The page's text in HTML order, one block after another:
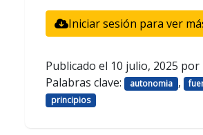
Iniciar sesión para ver
Publicado el 10 julio, 2025 por
Palabras clave:
autonomia ,
principios